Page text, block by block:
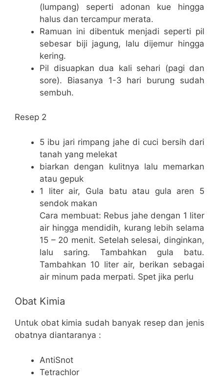
(lumpang) seperti adonan kue hingga
halus dan tercampur merata.
Ramuan ini dibentuk menjadi seperti pil
sebesar biji jagung, lalu dijemur hingga
kering.
Pil disuapkan dua kali sehari (pagi dan
sore). Biasanya 1-3 hari burung sudah
sembuh.
Resep 2
5 ibu jari rimpang jahe di cuci bersih dari
tanah yang melekat
biarkan dengan kulitnya lalu memarkan
atau gepuk
1 liter air, Gula batu atau gula aren 5
sendok makan
Cara membuat: Rebus jahe dengan 1 liter
air hingga mendidih, kurang lebih selama
15 – 20 menit. Setelah selesai, dinginkan,
lalu saring. Tambahkan gula batu.
Tambahkan 10 liter air, berikan sebagai
air minum pada merpati. Spet jika perlu
Obat Kimia
Untuk obat kimia sudah banyak resep dan jenis
obatnya diantaranya :
AntiSnot
Tetrachlor